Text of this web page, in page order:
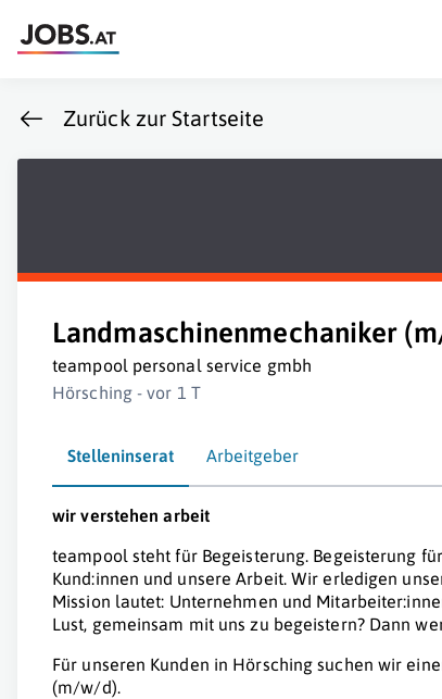
Zurück zur Startseite
Landmaschinenmechaniker
teampool personal service gmbh
Hörsching - vor 1 T
Stelleninserat Arbeitgeber
wir verstehenarbeit
teampool steht für Begeisterung. Begeisterung
Kund:innen und unsere Arbeit. Wir erledigen
Mission lautet: Unternehmen und
Lust, gemeinsam mit uns zu begeistern? Dann
Für unseren Kunden in Hörsching suchen wir
(m/w/d).